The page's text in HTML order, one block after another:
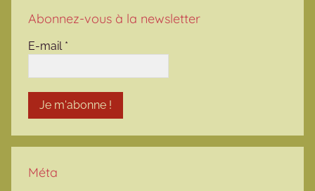
Abonnez-vous à la newsletter
E-mail *
Méta